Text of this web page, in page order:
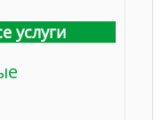
услуги